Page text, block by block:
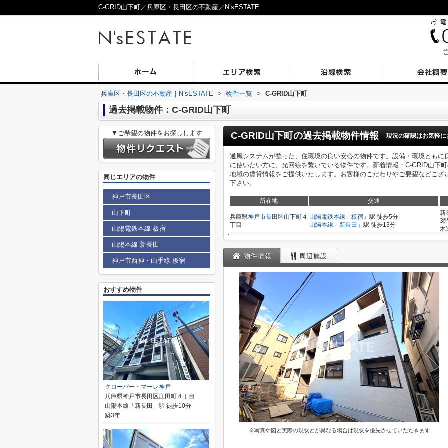
C-GRID山下町／兵庫区・長田区の不動産／N’sESTATE
兵庫区・長田区の不動産｜N’sESTATE > 物件一覧 > C-GRID山下町
過去掲載物件：C-GRID山下町
C-GRID山下町の過去掲載物件情報 現況の確認はお気軽
通風システムが整った、住環境の良い安心の物件です。設備・環境とも
に使いたい方に、光回線を繋いでいる物件です。新着情報：C-GRID山下
地域の賃貸情報をご提供いたします。お客様のこだわりやご要望などご
下さい。
所在地 交通
兵庫県神戸市長田区山下町４
丁目
山陽電鉄本線 「 板宿 」駅 徒歩5分
山陽本線 「 新長田 」駅 徒歩13分
新
3
木
物件情報 周辺施設
※写真や図と実際の現状とが異なる場合は現状を優先させていただきます
▼ご希望の物件をお探しします
同じエリアの物件
神戸市長田区
山下町
山陽電鉄本線 板宿
山陽本線 新長田
神戸市西神・山手線 板宿
おすすめ物件
クローバー・マーレ神戸
兵庫県神戸市長田区庄田町４丁目
山陽本線「新長田」駅 徒歩10分
築3年